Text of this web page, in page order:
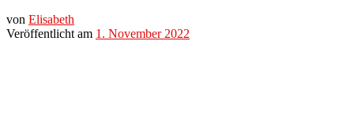
von Elisabeth
Veröffentlicht am 1. November 2022